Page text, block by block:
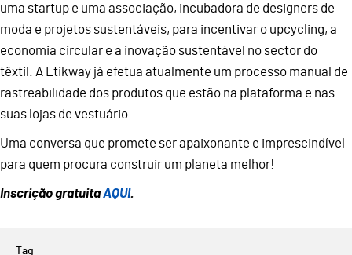
uma startup e uma associação, incubadora de designers de
moda e projetos sustentáveis, para incentivar o upcycling, a
economia circular e a inovação sustentável no sector do
têxtil. A Etikway jà efetua atualmente um processo manual de
rastreabilidade dos produtos que estão na plataforma e nas
suas lojas de vestuário.
Uma conversa que promete ser apaixonante e imprescindível
para quem procura construir um planeta melhor!
Inscrição gratuitaAQUI.